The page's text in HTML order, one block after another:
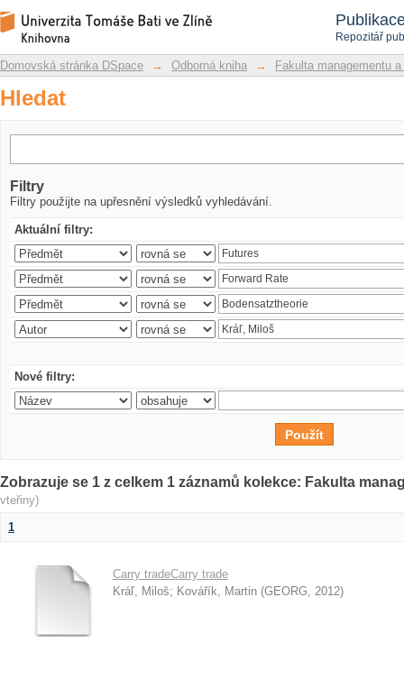
Repozitář
Hledat
Repozitář DSpace/Manakin
Domovská stránka DSpace → Odborná kniha → Fakulta managementu
Hledat
Filtry
Filtry použijte na upřesnění výsledků vyhledávání.
Aktuální filtry:
Nové filtry:
Zobrazuje se 1 z celkem 1 záznamů kolekce: Fakulta
vteřiny)
1
Carry tradeCarry trade
Kráľ, Miloš; Kovářík, Martin (GEORG, 2012)